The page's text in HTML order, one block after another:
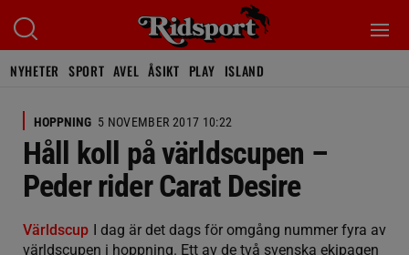
NYHETER SPORT AVEL ÅSIKT PLAY ISLAND
HOPPNING 5 NOVEMBER 2017 10:22
Håll koll på världscupen –
Peder rider Carat Desire
Världscup I dag är det dags för omgång nummer fyra av
världscupen i hoppning. Ett av de två svenska ekipagen